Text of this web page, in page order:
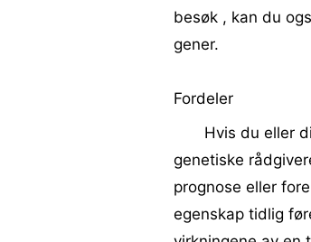
besøk , kan du
gener.
Fordeler
Hvis du eller
genetiske
prognose eller
egenskap tidlig